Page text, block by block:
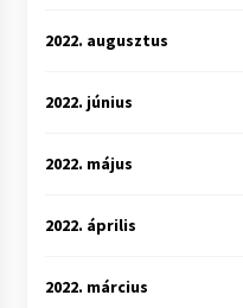
2022. augusztus
2022. június
2022. május
2022. április
2022. március